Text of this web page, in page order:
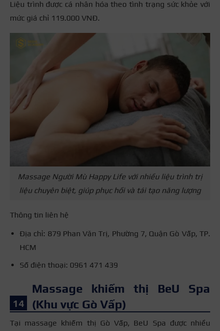
Liệu trình được cá nhân hóa theo tình trạng sức khỏe với
mức giá chỉ 119.000 VNĐ.
Massage Người Mù Happy Life với nhiều liệu trình trị
liệu chuyên biệt, giúp phục hồi và tái tạo năng lượng
Thông tin liên hệ
Địa chỉ: 879 Phan Văn Trị, Phường 7, Quận Gò Vấp, TP.
HCM
Số điện thoại: 0961 471 439
Massage khiếm thị BeU Spa
(Khu vực Gò Vấp)
Tại massage khiếm thị Gò Vấp, BeU Spa được nhiều